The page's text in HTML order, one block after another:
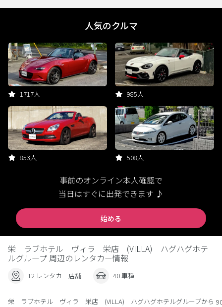
人気のクルマ
1717人 985人
853人 508人
事前のオンライン本人確認で
当日はすぐに出発できます ♪
始める
栄 ラブホテル ヴィラ 栄店 (VILLA) ハグハグホテ
ルグループ 周辺のレンタカー情報
12 レンタカー店舗 40 車種
栄 ラブホテル ヴィラ 栄店 (VILLA) ハグハグホテルグループから